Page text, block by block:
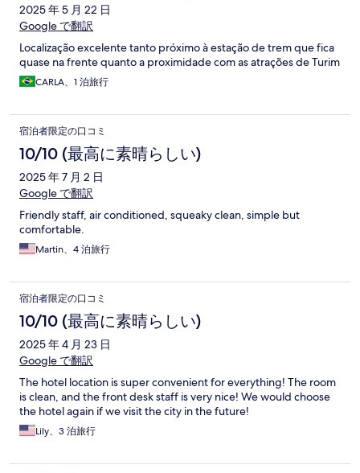
2025 年 5 月 22 日
Google で翻訳
Localização excelente tanto próximo à estação de trem que fica
quase na frente quanto a proximidade com as atrações de Turim
CARLA、1 泊旅行
宿泊者限定の口コミ
10/10 (最高に素晴らしい)
2025 年 7 月 2 日
Google で翻訳
Friendly staff, air conditioned, squeaky clean, simple but
comfortable.
Martin、4 泊旅行
宿泊者限定の口コミ
10/10 (最高に素晴らしい)
2025 年 4 月 23 日
Google で翻訳
The hotel location is super convenient for everything! The room
is clean, and the front desk staff is very nice! We would choose
the hotel again if we visit the city in the future!
Lily、3 泊旅行